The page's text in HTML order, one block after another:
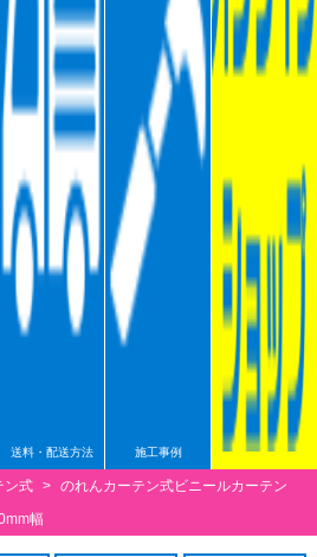
送料・配送方法 施工事例
ン式 >
のれんカーテン式ビニールカーテン
幅
溶接遮光ビニールカ
オプション加工一覧
戻る
不燃ターポリン電動
屋外/野外用ロールス
戻る
D40隙間シートレール
XGレール
HGレール
ベンダーレール
その他部品関連
戻る
耐熱シート原反・カ
溶接遮光シート原反
のれんカーテン原反
のれんカーテン可動
戻る